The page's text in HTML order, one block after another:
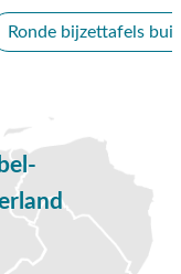
effect. Het biedt
opstellingen te
Ronde bijzettafels